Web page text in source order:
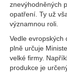
znevýhodněných
opatření. Ty už
významnou roli.
Vedle evropských
plně určuje
velké firmy.
produkce je